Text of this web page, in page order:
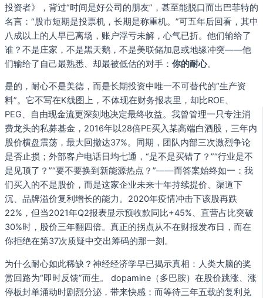
投资者》，背过“时间是好公司的朋友”，甚至能脱口而出巴菲特的
名言：“股市短期是投票机，长期是称重机。”可五年后回看，其中
八成以上的人早已离场，账户浮亏未解，心气已折。他们输给了
谁？不是庄家，不是黑天鹅，不是美联储加息或地缘冲突——他
们输给了自己最熟悉、却最被低估的对手： 你的耐心。
是的，耐心不是美德，而是长期投资中唯一不可替代的“生产资
料”。它不写在K线图上，不体现在财务报表里，却比ROE、
PEG、自由现金流更深刻地决定最终收益。我曾管理一只专注消
费龙头的私募基金，2016年以28倍PE买入某高端白酒股，三年内
股价横盘震荡，最大回撤达37%。同期，团队内部三次激烈争论
是否止损；外部客户电话日均七通，“是不是买错了？”“行业是不
是见顶了？”“要不要换到新能源热点？”——而答案始终如一：我
们买入的不是股价，而是这家企业未来十年持续提价、渠道下
沉、品牌溢价复利增长的能力。2020年疫情冲击下该股再跌
22%，但当2021年Q2报表显示预收款同比+45%、直营占比突破
30%时，股价三年翻四倍。真正的拐点从不在财报发布日，而在
你拒绝在第37次质疑中交出筹码的那一刻。
为什么耐心如此稀缺？神经经济学早已揭示真相：人类大脑的奖
赏回路为“即时反馈”而生。 dopamine（多巴胺）在股价跳涨、涨
停板封单涌动时剧烈分泌，带来快感；而等待三年五载的复利兑